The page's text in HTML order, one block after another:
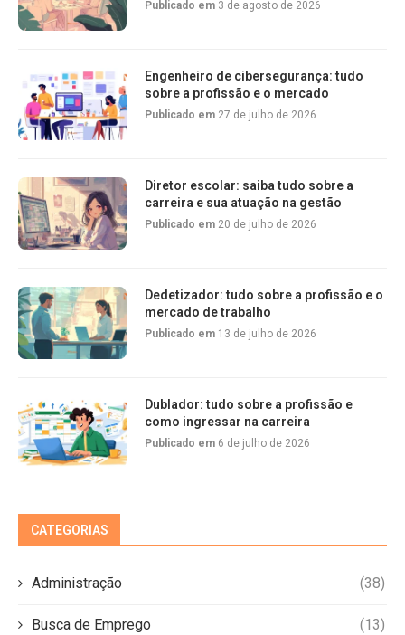
Publicado em 3 de agosto de 2026
Engenheiro de cibersegurança: tudo
sobre a profissão e o mercado
Publicado em 27 de julho de 2026
Diretor escolar: saiba tudo sobre a
carreira e sua atuação na gestão
Publicado em 20 de julho de 2026
Dedetizador: tudo sobre a profissão e o
mercado de trabalho
Publicado em 13 de julho de 2026
Dublador: tudo sobre a profissão e
como ingressar na carreira
Publicado em 6 de julho de 2026
CATEGORIAS
Administração (38)
Busca de Emprego (13)